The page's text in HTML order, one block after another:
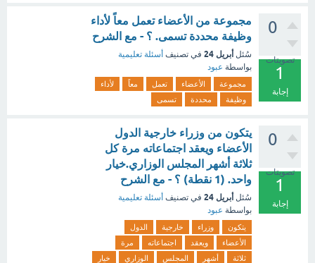
0
تصويتات
1
إجابة
مجموعة من الأعضاء تعمل معاً لأداء
وظيفة محددة تسمى. ؟ - مع الشرح
سُئل أبريل 24 في تصنيف أسئلة تعليمية
بواسطة عبود
مجموعة الأعضاء تعمل معاً
لأداء
وظيفة
محددة تسمى
0
تصويتات
1
إجابة
يتكون من وزراء خارجية الدول
الأعضاء ويعقد اجتماعاته مرة كل
ثلاثة أشهر المجلس الوزاري.خيار
واحد. (1 نقطة) ؟ - مع الشرح
سُئل أبريل 24 في تصنيف أسئلة تعليمية
بواسطة عبود
يتكون وزراء خارجية
الدول
الأعضاء
ويعقد اجتماعاته
مرة
ثلاثة
أشهر المجلس الوزاري
خيار